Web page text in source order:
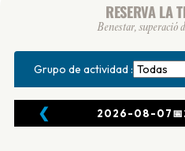
RESERVA LA
Benestar, superació
Grupo de actividad :
❮ 2026-08-07📅